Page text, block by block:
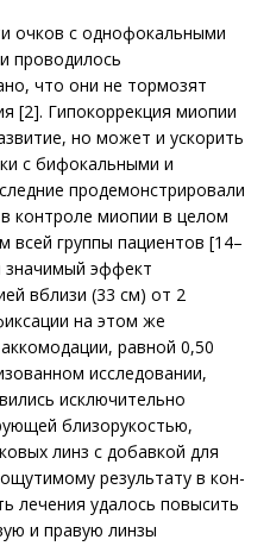
очков с однофокальными
проводилось
что они не тормозят
[2]. Гипокоррекция миопии
но может и ускорить
с бифокальными и
продемонстрировали
контроле миопии в целом
всей группы пациентов [14–
значимый эффект
вблизи (33 см) от 2
на этом же
равной 0,50
исследовании,
исключительно
близорукостью,
линз с добавкой для
результату в кон­­
лечения удалось повысить
и правую линзы